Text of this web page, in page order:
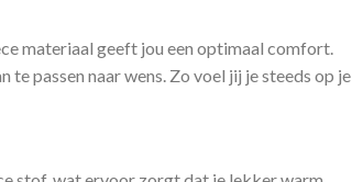
materiaal geeft jou een optimaal comfort.
passen naar wens. Zo voel jij je steeds op je